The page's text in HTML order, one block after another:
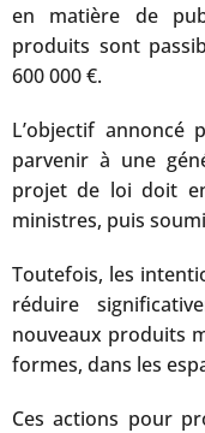
en matière de
produits sont
600 000 €.
L’objectif
parvenir à une
projet de loi doit
ministres, puis
Toutefois, les
réduire
nouveaux produits
formes, dans les
Ces actions pour